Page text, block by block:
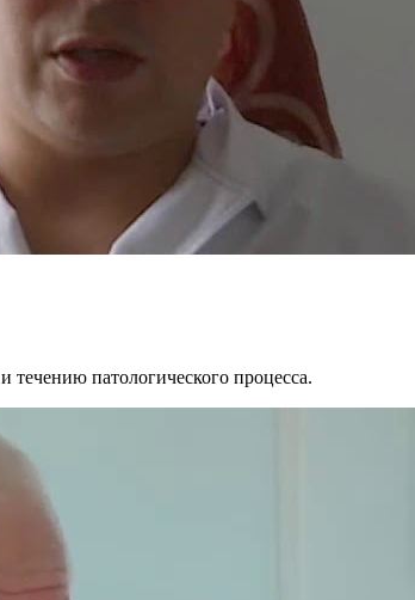
патологического процесса.